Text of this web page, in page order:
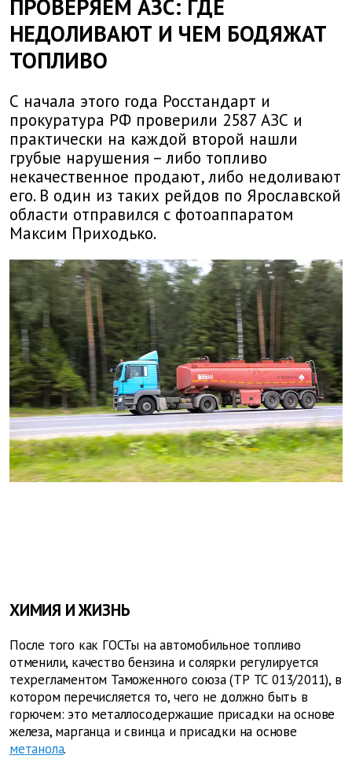
ПРОВЕРЯЕМ АЗС: ГДЕ
НЕДОЛИВАЮТ И ЧЕМ БОДЯЖАТ
ТОПЛИВО
С начала этого года Росстандарт и
прокуратура РФ проверили 2587 АЗС и
практически на каждой второй нашли
грубые нарушения – либо топливо
некачественное продают, либо недоливают
его. В один из таких рейдов по Ярославской
области отправился с фотоаппаратом
Максим Приходько.
ХИМИЯ И ЖИЗНЬ
После того как ГОСТы на автомобильное топливо
отменили, качество бензина и солярки регулируется
техрегламентом Таможенного союза (ТР ТС 013/2011), в
котором перечисляется то, чего не должно быть в
горючем: это металлосодержащие присадки на основе
железа, марганца и свинца и присадки на основе
метанола.